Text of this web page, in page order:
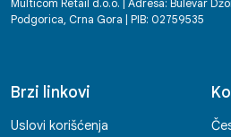
Multicom Retail d.o.o. | Adresa: Bulevar
Podgorica, Crna Gora | PIB: 02759535
Brzi linkovi
Uslovi korišćenja